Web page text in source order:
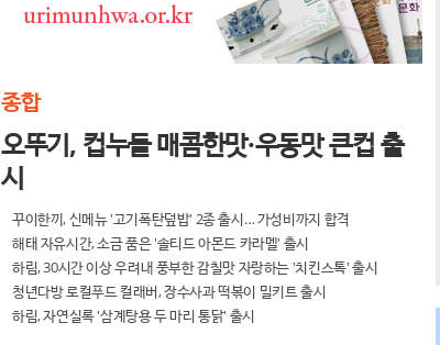
종합
오뚜기, 컵누들 매콤한맛·우동맛 큰컵 출
시
꾸이한끼, 신메뉴 '고기폭탄덮밥' 2종 출시… 가성비까지 합격
해태 자유시간, 소금 품은 '솔티드 아몬드 카라멜' 출시
하림, 30시간 이상 우려내 풍부한 감칠맛 자랑하는 '치킨스톡' 출시
청년다방 로컬푸드 컬래버, 장수사과 떡볶이 밀키트 출시
하림, 자연실록 '삼계탕용 두 마리 통닭' 출시